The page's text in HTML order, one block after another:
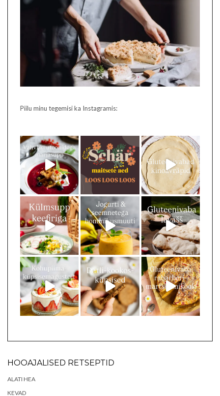
Piilu minu tegemisi ka Instagramis:
HOOAJALISED RETSEPTID
ALATI HEA
KEVAD